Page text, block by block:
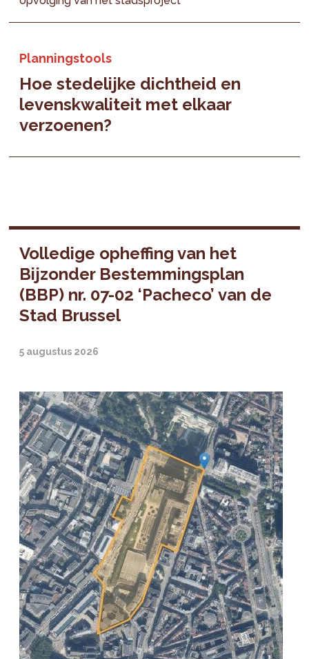
Planningstools
Hoe stedelijke dichtheid en
levenskwaliteit met elkaar
verzoenen?
Volledige opheffing van het
Bijzonder Bestemmingsplan
(BBP) nr. 07-02 ‘Pacheco’ van de
Stad Brussel
5 augustus 2026